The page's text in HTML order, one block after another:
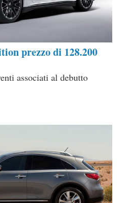
prezzo di 128.200
associati al debutto